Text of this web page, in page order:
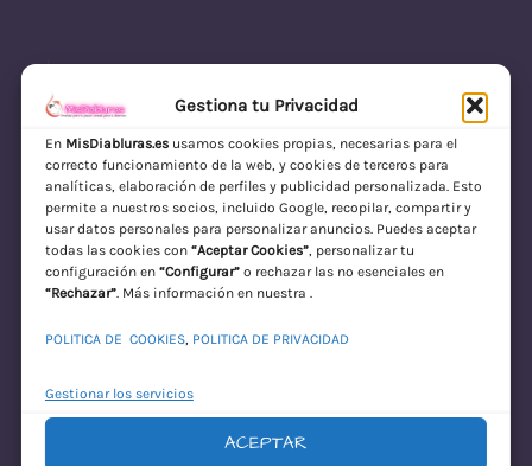
Gestiona tu Privacidad
En MisDiabluras.esusamos cookies propias, necesarias para el
correcto funcionamiento de la web, y cookies de terceros para
analíticas, elaboración de perfiles y publicidad personalizada. Esto
permite a nuestros socios, incluido Google, recopilar, compartir y
usar datos personales para personalizar anuncios. Puedes aceptar
todas las cookies con “Aceptar Cookies”, personalizar tu
configuración en “Configurar”o rechazar las no esenciales en
“Rechazar”. Más información en nuestra .
POLITICA DE COOKIES, POLITICA DE PRIVACIDAD
Gestionar los servicios
ACEPTAR
MisDiabluras | Sexshop Online con Envío
Discreto en España
Acceder